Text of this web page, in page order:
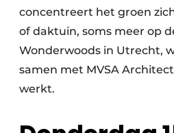
concentreert het groen
of daktuin, soms meer op
Wonderwoods in Utrecht,
samen met MVSA
werkt.